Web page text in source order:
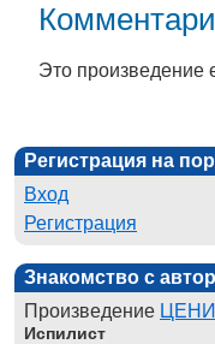
Это произведение
Регистрация на
Вход
Регистрация
Знакомство с
Произведение
Испилист